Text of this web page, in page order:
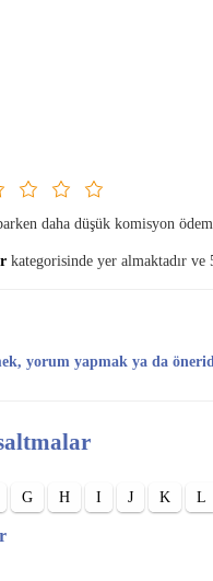
daha düşük komisyon
kategorisinde yer almaktadır
yorum yapmak ya da
G H I J K L